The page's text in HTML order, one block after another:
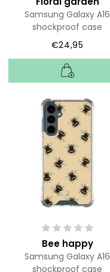
Samsung Galaxy A16
shockproof case
€24,95
Bee happy
Samsung Galaxy A16
shockproof case